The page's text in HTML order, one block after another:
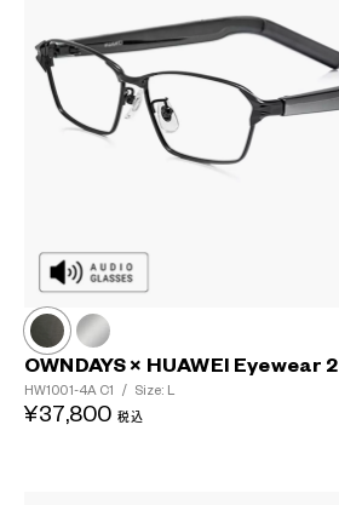
OWNDAYS × HUAWEI Eyewear 2
HW1001-4A C1 / Size: L
¥37,800 税込